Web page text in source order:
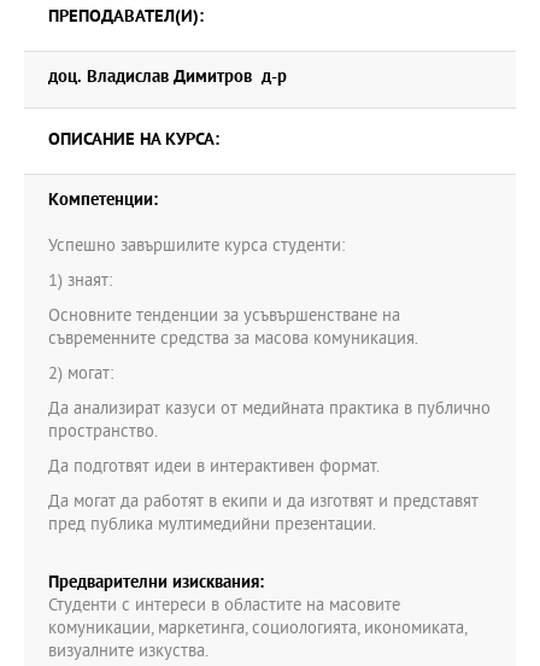
ПРЕПОДАВАТЕЛ(И):
доц. Владислав Димитров д-р
ОПИСАНИЕ НА КУРСА:
Компетенции:
Успешно завършилите курса студенти:
1) знаят:
Основните тенденции за усъвършенстване на
съвременните средства за масова комуникация.
2) могат:
Да анализират казуси от медийната практика в публично
пространство.
Да подготвят идеи в интерактивен формат.
Да могат да работят в екипи и да изготвят и представят
пред публика мултимедийни презентации.
Предварителни изисквания:
Студенти с интереси в областите на масовите
комуникации, маркетинга, социологията, икономиката,
визуалните изкуства.